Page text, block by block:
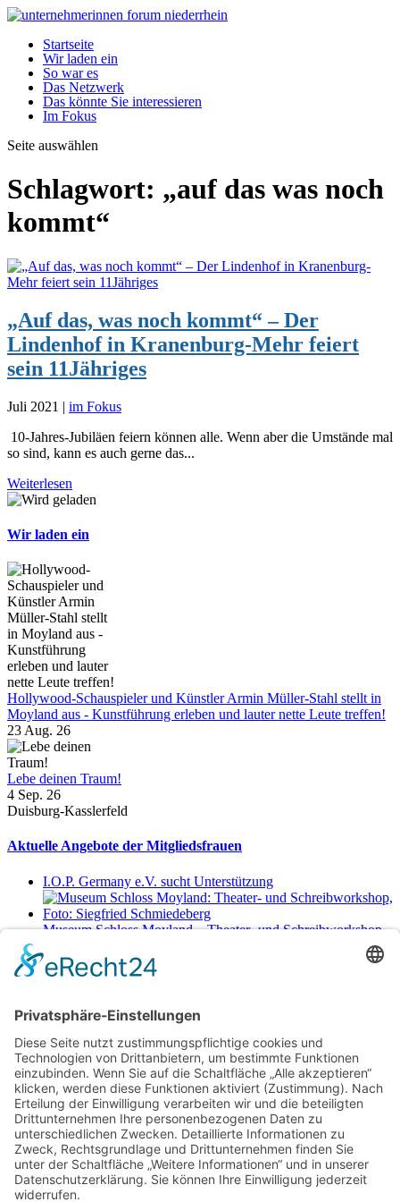
Startseite
Wir laden ein
So war es
Das Netzwerk
Das könnte Sie interessieren
Im Fokus
Seite auswählen
Schlagwort: „auf das was noch
kommt“
„Auf das, was noch kommt“ – Der
Lindenhof in Kranenburg-Mehr feiert
sein 11Jähriges
Juli 2021 | im Fokus
10-Jahres-Jubiläen feiern können alle. Wenn aber die Umstände mal
so sind, kann es auch gerne das...
Weiterlesen
Wir laden ein
Hollywood-Schauspieler und Künstler Armin Müller-Stahl stellt in
Moyland aus - Kunstführung erleben und lauter nette Leute treffen!
23 Aug. 26
Lebe deinen Traum!
4 Sep. 26
Duisburg-Kasslerfeld
Aktuelle Angebote der Mitgliedsfrauen
I.O.P. Germany e.V. sucht Unterstützung
Museum Schloss Moyland – Theater- und Schreibworkshop
Netzwerkerinnen
Login für Mitglieder
Noch kein Mitglied im unternehmerinnen forum niederrhein?
gibt es weitere Informationen.
Für Mitgliedsfrauen: zum Erstellen eigener Angebote und zum
Bearbeiten des Unternehmensprofils bitte einloggen!
Social Media
Folge dem unternehmerinnen forum niederrhein auch auf Facebook,
Instagram oder LinkedIn.